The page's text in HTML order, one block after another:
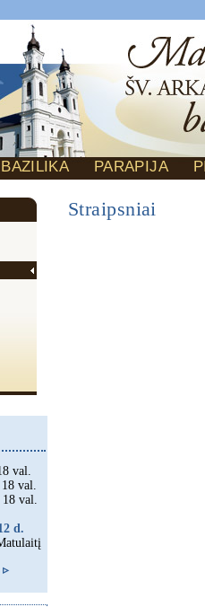
BAZILIKA PARAPIJA
Straipsniai
val.
val.
val.
d.
▹